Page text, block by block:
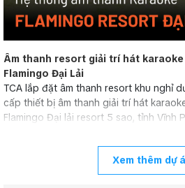
Âm thanh resort giải trí hát karaoke
Flamingo Đại Lải
TCA lắp đặt âm thanh resort khu nghỉ
cấp thiết bị âm thanh giải trí hát
Flamingo Đại lải resort 5 sao, tỉnh Vĩnh
Xem thêm dự